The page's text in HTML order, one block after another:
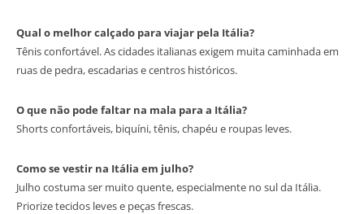
Qual o melhor calçado para viajar pela Itália?
Tênis confortável. As cidades italianas exigem muita caminhada em
ruas de pedra, escadarias e centros históricos.
O que não pode faltar na mala para a Itália?
Shorts confortáveis, biquíni, tênis, chapéu e roupas leves.
Como se vestir na Itália em julho?
Julho costuma ser muito quente, especialmente no sul da Itália.
Priorize tecidos leves e peças frescas.